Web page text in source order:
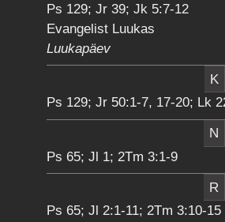
Ps 129; Jr 39; Jk 5:7-12
Evangelist Luukas
Luukapäev
K
Ps 129; Jr 50:1-7, 17-20; Lk
N
Ps 65; Jl 1; 2Tm 3:1-9
R
Ps 65; Jl 2:1-11; 2Tm 3:10-15